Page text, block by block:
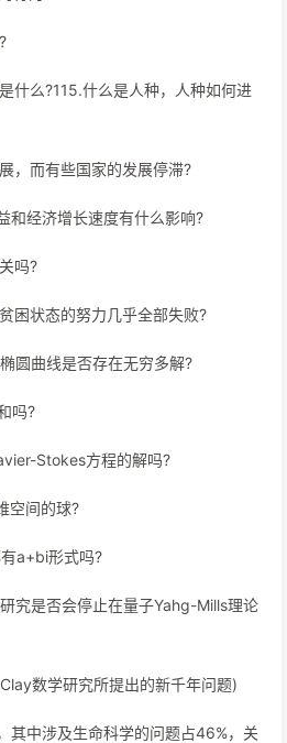
什么?115.什么是人种，人种如何进
，而有些国家的发展停滞?
和经济增长速度有什么影响?
吗?
困状态的努力几乎全部失败?
圆曲线是否存在无穷多解?
吗?
Stokes方程的解吗?
空间的球?
a+bi形式吗?
究是否会停止在量子Yahg-Mills理论
数学研究所提出的新千年问题)
其中涉及生命科学的问题占46%，关